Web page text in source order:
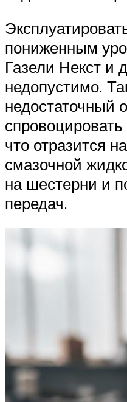
пониженным
Газели Некст и
недопустимо.
недостаточный
что отразится
смазочной
на шестерни и
передач.